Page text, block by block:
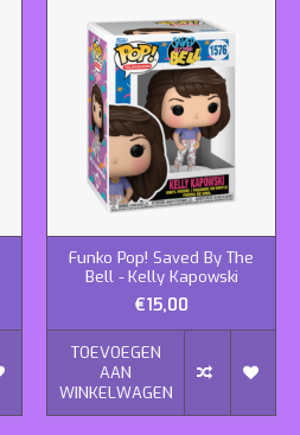
Funko Pop! Saved By The
Bell - Kelly Kapowski
€15,00
TOEVOEGEN
AAN
WINKELWAGEN